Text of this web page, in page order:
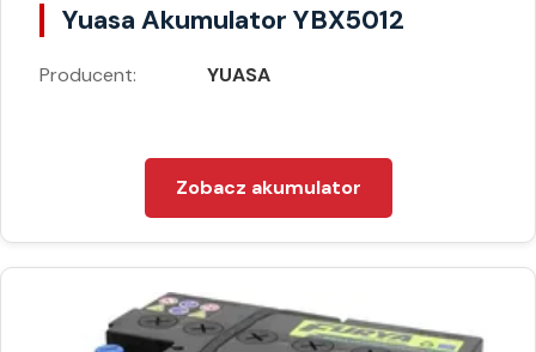
Yuasa Akumulator YBX5012
Producent: YUASA
Zobacz akumulator